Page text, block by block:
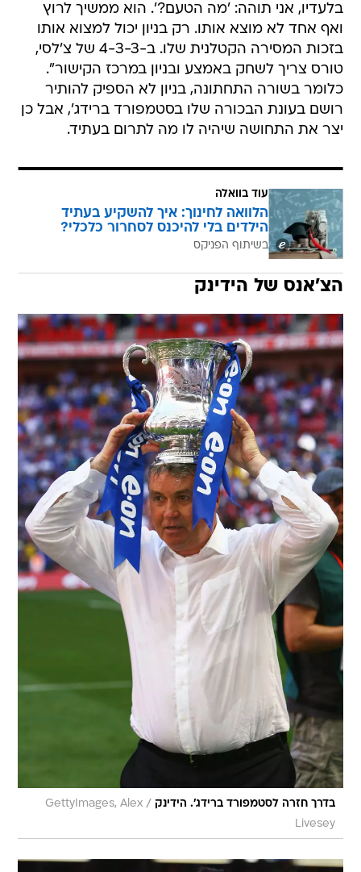
בלעדיו, אני תוהה: 'מה הטעם?'. הוא ממשיך לרוץ
ואף אחד לא מוצא אותו. רק בניון יכול למצוא אותו
בזכות המסירה הקטלנית שלו. ב-4-3-3 של צ'לסי,
טורס צריך לשחק באמצע ובניון במרכז הקישור".
כלומר בשורה התחתונה, בניון לא הספיק להותיר
רושם בעונת הבכורה שלו בסטמפורד ברידג', אבל כן
יצר את התחושה שיהיה לו מה לתרום בעתיד.
עוד בוואלה
הלוואה לחינוך: איך להשקיע בעתיד
הילדים בלי להיכנס לסחרור כלכלי?
בשיתוף הפניקס
הצ'אנס של הידינק
בדרך חזרה לסטמפורד ברידג'. הידינק /
GettyImages, Alex
Livesey